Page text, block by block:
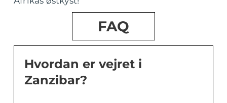
FAQ
Hvordan er vejret i
Zanzibar?